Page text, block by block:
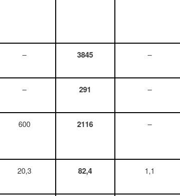
– 3845 –
– 291 –
600 2116 –
20,3 82,4 1,1